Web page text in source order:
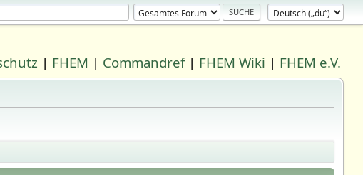
| FHEM | Commandref| FHEM Wiki | FHEM e.V.